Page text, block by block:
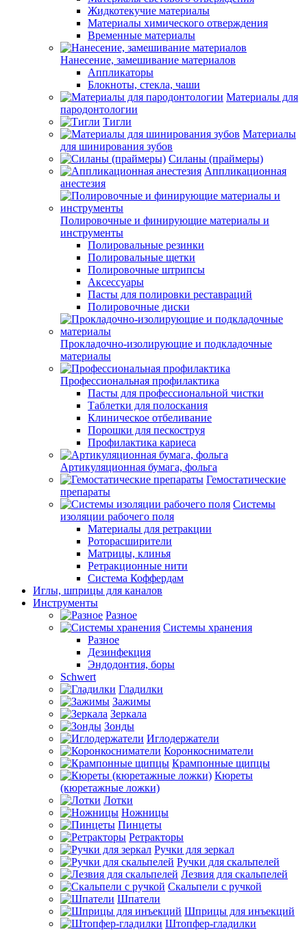
Жидкотекучие материалы
Материалы химического отверждения
Временные материалы
Нанесение, замешивание материалов
Аппликаторы
Блокноты, стекла, чаши
Материалы для
пародонтологии
Тигли
Материалы
для шинирования зубов
Силаны (праймеры)
Аппликационная
анестезия
Полировочные и финирующие материалы и
инструменты
Полировальные резинки
Полировальные щетки
Полировочные штрипсы
Аксессуары
Пасты для полировки реставраций
Полировочные диски
Прокладочно-изолирующие и подкладочные
материалы
Профессиональная профилактика
Пасты для профессиональной чистки
Таблетки для полоскания
Клиническое отбеливание
Порошки для пескоструя
Профилактика кариеса
Артикуляционная бумага, фольга
Гемостатические
препараты
Системы
изоляции рабочего поля
Материалы для ретракции
Роторасширители
Матрицы, клинья
Ретракционные нити
Система Коффердам
Иглы, шприцы для каналов
Инструменты
Разное
Системы хранения
Разное
Дезинфекция
Эндодонтия, боры
Schwert
Гладилки
Зажимы
Зеркала
Зонды
Иглодержатели
Коронкосниматели
Крампонные щипцы
Кюреты
(кюретажные ложки)
Лотки
Ножницы
Пинцеты
Ретракторы
Ручки для зеркал
Ручки для скальпелей
Лезвия для скальпелей
Скальпели с ручкой
Шпатели
Шприцы для инъекций
Штопфер-гладилки